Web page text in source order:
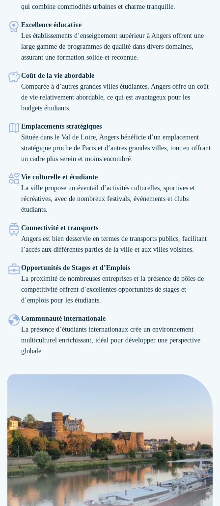
qui combine commodités urbaines et charme tranquille.
Excellence éducative
Les établissements d’enseignement supérieur à Angers offrent une
large gamme de programmes de qualité dans divers domaines,
assurant une formation solide et reconnue.
Coût de la vie abordable
Comparée à d’autres grandes villes étudiantes, Angers offre un coût
de vie relativement abordable, ce qui est avantageux pour les
budgets étudiants.
Emplacements stratégiques
Située dans le Val de Loire, Angers bénéficie d’un emplacement
stratégique proche de Paris et d’autres grandes villes, tout en offrant
un cadre plus serein et moins encombré.
Vie culturelle et étudiante
La ville propose un éventail d’activités culturelles, sportives et
récréatives, avec de nombreux festivals, événements et clubs
étudiants.
Connectivité et transports
Angers est bien desservie en termes de transports publics, facilitant
l’accès aux différentes parties de la ville et aux villes voisines.
Opportunités de Stages et d’Emplois
La proximité de nombreuses entreprises et la présence de pôles de
compétitivité offrent d’excellentes opportunités de stages et
d’emplois pour les étudiants.
Communauté internationale
La présence d’étudiants internationaux crée un environnement
multiculturel enrichissant, idéal pour développer une perspective
globale.